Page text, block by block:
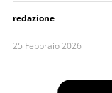
redazione
25 Febbraio 2026